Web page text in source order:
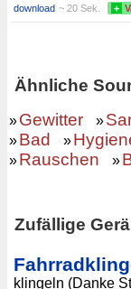
download ~ 20 Sek. +
Ähnliche
»Gewitter »
»Bad »
»Rauschen »
Zufällige
klingeln (Danke